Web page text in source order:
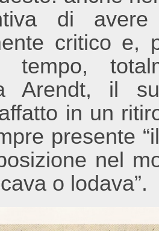
di
critico e,
Arendt, il
in un
presente
nel
o lodava”.